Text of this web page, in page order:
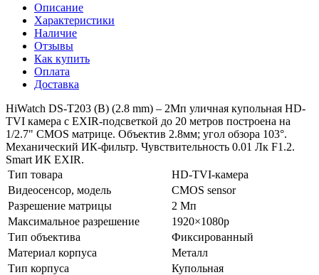
Описание
Характеристики
Наличие
Отзывы
Как купить
Оплата
Доставка
HiWatch DS-T203 (B) (2.8 mm) – 2Мп уличная купольная HD-
TVI камера с EXIR-подсветкой до 20 метров построена на
1/2.7" CMOS матрице. Объектив 2.8мм; угол обзора 103°.
Механический ИК-фильтр. Чувствительность 0.01 Лк F1.2.
Smart ИК EXIR.
Тип товара
HD-TVI-камера
Видеосенсор, модель
CMOS sensor
Разрешение матрицы
2 Мп
Максимальное разрешение
1920×1080p
Тип объектива
Фиксированный
Материал корпуса
Металл
Тип корпуса
Купольная